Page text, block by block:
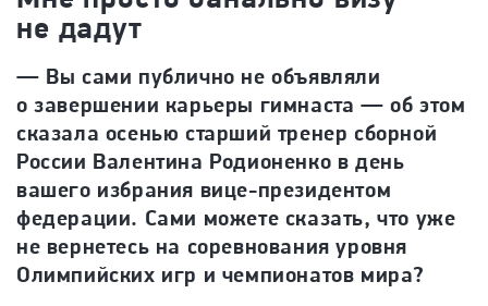
не дадут
— Вы сами публично не объявляли
о завершении карьеры гимнаста — об этом
сказала осенью старший тренер сборной
России Валентина Родионенко в день
вашего избрания вице-президентом
федерации. Сами можете сказать, что уже
не вернетесь на соревнования уровня
Олимпийских игр и чемпионатов мира?